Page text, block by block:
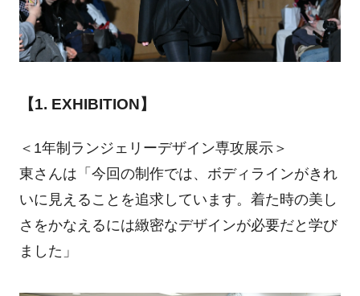
【1. EXHIBITION】
＜1年制ランジェリーデザイン専攻展示＞
東さんは「今回の制作では、ボディラインがきれ
いに見えることを追求しています。着た時の美し
さをかなえるには緻密なデザインが必要だと学び
ました」